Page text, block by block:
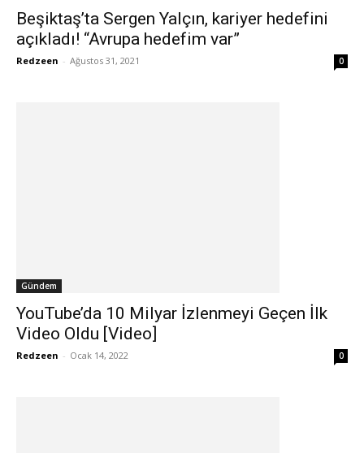
Beşiktaş’ta Sergen Yalçın, kariyer hedefini
açıkladı! “Avrupa hedefim var”
Redzeen - Ağustos 31, 2021 0
Gündem
YouTube’da 10 Milyar İzlenmeyi Geçen İlk
Video Oldu [Video]
Redzeen - Ocak 14, 2022 0